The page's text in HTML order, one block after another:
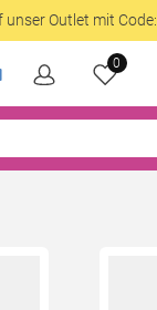
Outlet mit Code:
0